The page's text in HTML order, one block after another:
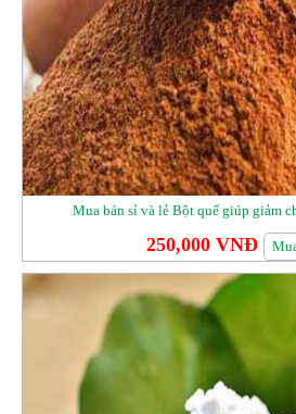
Mua bán sỉ và lẻ Bột quế giúp giảm
250,000 VNĐ